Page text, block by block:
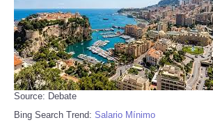
Source: Debate
Bing Search Trend: Salario Mínimo